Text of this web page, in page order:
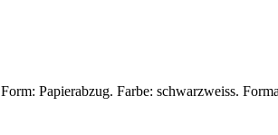
Papierabzug. Farbe: schwarzweiss.